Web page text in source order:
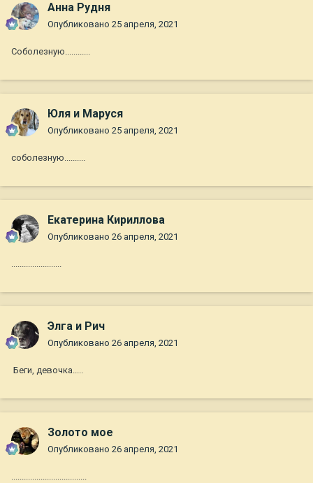
Анна Рудня
Опубликовано 25 апреля, 2021
Соболезную............
Юля и Маруся
Опубликовано 25 апреля, 2021
соболезную..........
Екатерина Кириллова
Опубликовано 26 апреля, 2021
........................
Элга и Рич
Опубликовано 26 апреля, 2021
Беги, девочка.....
Золото мое
Опубликовано 26 апреля, 2021
....................................